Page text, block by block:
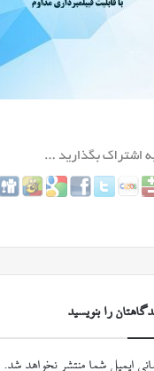
را بنویسید
ایمیل شما منتشر نخواهد شد.